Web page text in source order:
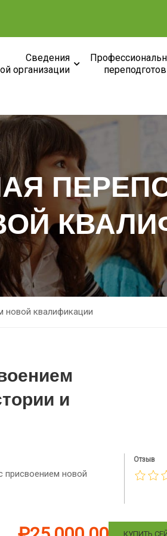
Сведения
организации
новой квалификации
и
присвоением новой
Отзыв
КУПИТЬ